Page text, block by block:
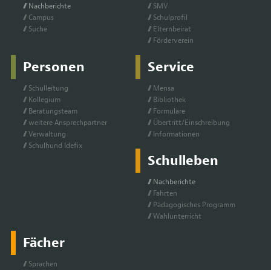
Nach­be­rich­te
Cam­pus
Su­che
SMV
Schul­pro­fil
El­tern­bei­rat
För­der­ver­ein
Personen
Schul­lei­tung
Kol­le­gi­um
Be­ra­tungs­team
wei­te­re An­sprech­part­ner
Ver­wal­tung
Schul­hund Ide­fix
Service
Men­sa
Bi­blio­thek
For­mu­la­re
Über­tritt/Ein­schrei­bung
In­for­ma­tio­nen
Schulleben
Nach­be­rich­te
Fahr­ten
Päd­ago­gi­sches Pro­gramm
Wahl­un­ter­richt
Fächer
Spra­chen